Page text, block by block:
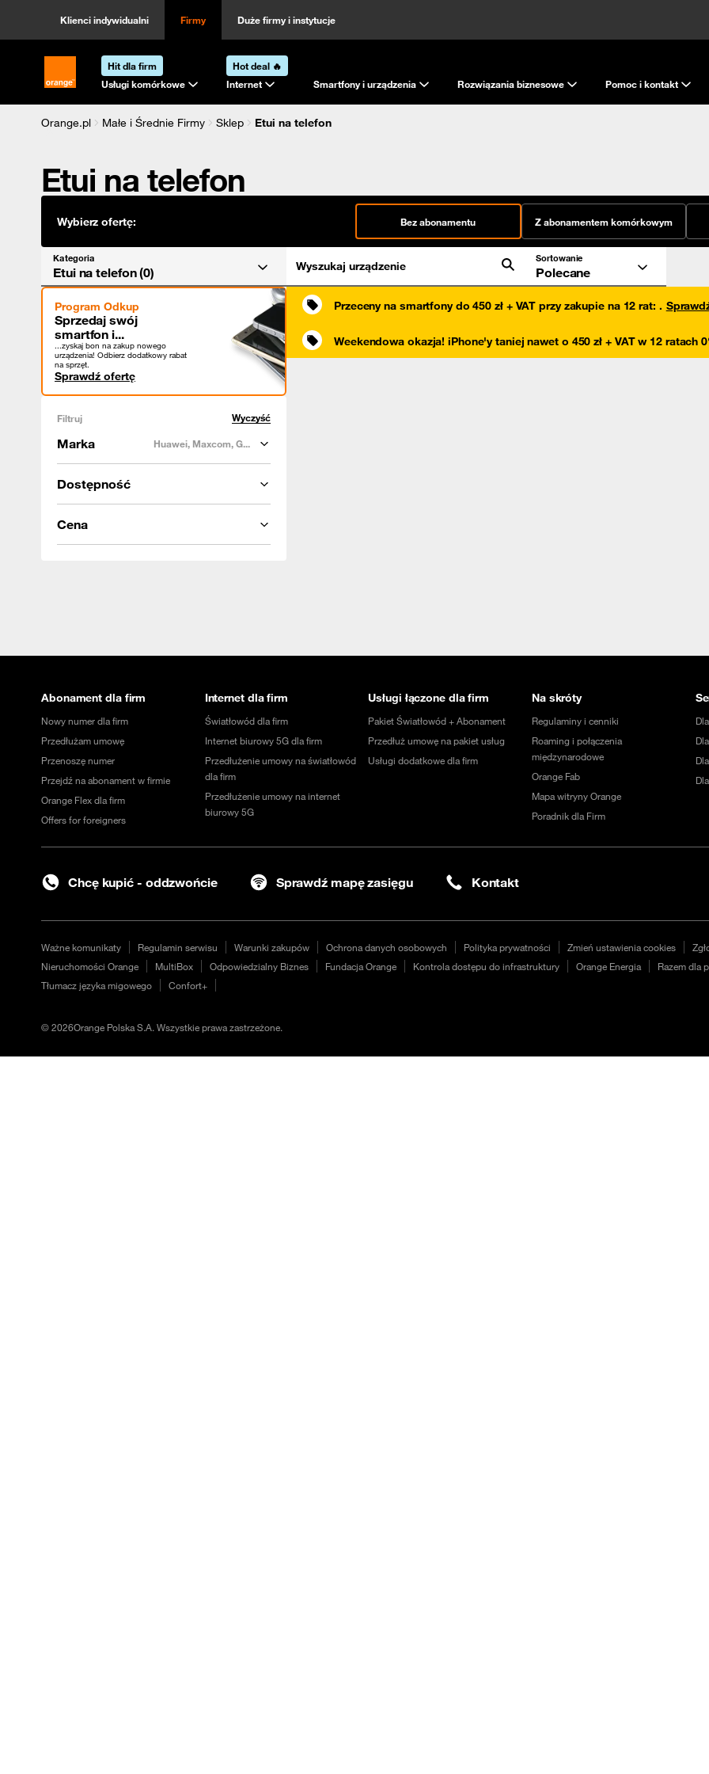
Klienci indywidualni Firmy Duże firmy i instytucje
Strona główna Orange.pl
Hit dla firm
Usługi komórkowe
Hot deal 🔥
Internet
Smartfony i urządzenia Rozwiązania biznesowe Pomoc i kontakt
Orange.pl Małe i Średnie Firmy Sklep
Etui na telefon
Etui na telefon
Wybierz ofertę: Bez abonamentu Z abonamentem komórkowym
Kategoria
Etui na telefon (0) Wyszukaj urządzenie
Sortowanie
Polecane
Program Odkup
Sprzedaj swój
smartfon i...
...zyskaj bon na zakup nowego
urządzenia! Odbierz dodatkowy rabat
na sprzęt.
Sprawdź ofertę
Filtruj Wyczyść
Marka Huawei, Maxcom, G...
Dostępność
Cena
Przeceny na smartfony do 450 zł + VAT przy zakupie na 12 rat: .
Weekendowa okazja! iPhone'y taniej nawet o 450 zł + VAT w 12 ratach
Abonament dla firm
Nowy numer dla firm
Przedłużam umowę
Przenoszę numer
Przejdź na abonament w firmie
Orange Flex dla firm
Offers for foreigners
Internet dla firm
Światłowód dla firm
Internet biurowy 5G dla firm
Przedłużenie umowy na światłowód
dla firm
Przedłużenie umowy na internet
biurowy 5G
Usługi łączone dla firm
Pakiet Światłowód + Abonament
Przedłuż umowę na pakiet usług
Usługi dodatkowe dla firm
Na skróty
Regulaminy i cenniki
Roaming i połączenia
międzynarodowe
Orange Fab
Mapa witryny Orange
Poradnik dla Firm
Chcę kupić - oddzwońcie Sprawdź mapę zasięgu Kontakt
Ważne komunikaty Regulamin serwisu Warunki zakupów Ochrona danych osobowych Polityka prywatności Zmień ustawienia cookies
Nieruchomości Orange
MultiBox Odpowiedzialny Biznes Fundacja Orange Kontrola dostępu do infrastruktury Orange Energia Razem dla
Tłumacz języka migowego
Confort+
©2026Orange Polska S.A. Wszystkie prawa zastrzeżone.